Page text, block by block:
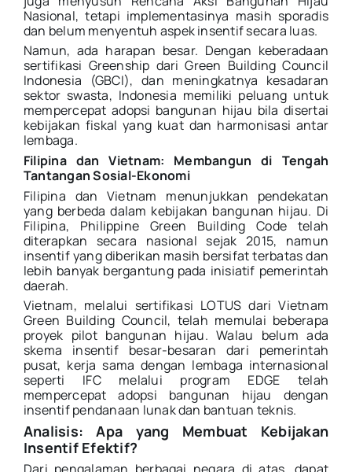
Nasional, tetapi implementasinya masih sporadis
dan belum menyentuh aspek insentif secara luas.
Namun, ada harapan besar. Dengan keberadaan
sertifikasi Greenship dari Green Building Council
Indonesia (GBCI), dan meningkatnya kesadaran
sektor swasta, Indonesia memiliki peluang untuk
mempercepat adopsi bangunan hijau bila disertai
kebijakan fiskal yang kuat dan harmonisasi antar
lembaga.
Filipina dan Vietnam: Membangun di Tengah
Tantangan Sosial-Ekonomi
Filipina dan Vietnam menunjukkan pendekatan
yang berbeda dalam kebijakan bangunan hijau. Di
Filipina, Philippine Green Building Code telah
diterapkan secara nasional sejak 2015, namun
insentif yang diberikan masih bersifat terbatas dan
lebih banyak bergantung pada inisiatif pemerintah
daerah.
Vietnam, melalui sertifikasi LOTUS dari Vietnam
Green Building Council, telah memulai beberapa
proyek pilot bangunan hijau. Walau belum ada
skema insentif besar-besaran dari pemerintah
pusat, kerja sama dengan lembaga internasional
seperti IFC melalui program EDGE telah
mempercepat adopsi bangunan hijau dengan
insentif pendanaan lunak dan bantuan teknis.
Analisis: Apa yang Membuat Kebijakan
Insentif Efektif?